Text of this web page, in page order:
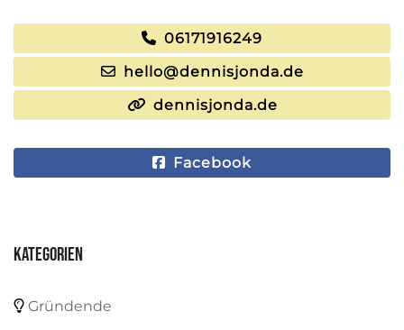
06171916249
hello@dennisjonda.de
dennisjonda.de
Facebook
Kategorien
Gründende